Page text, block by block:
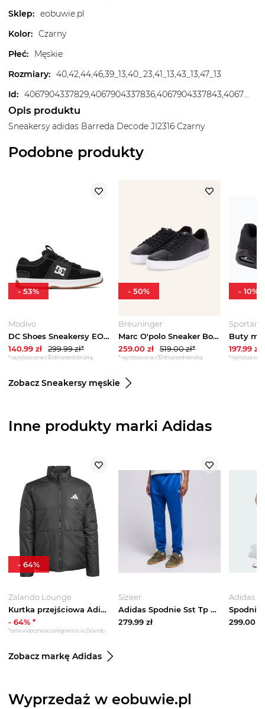
Sklep: eobuwie.pl
Kolor: Czarny
Płeć:
Męskie
Rozmiary: 40,42,44,46,39_13,40_23,41_13,43_13,47_13
Id: 4067904337829,4067904337836,4067904337843,4067904337850,4067904337867,4067904337898,4067904337904,4067904337911,4067904337935,4067904337942,4067904337959,4067904337973,4067904337980,4067904341604
Opis produktu
Sneakersy adidas Barreda Decode JI2316 Czarny
Podobne produkty
Modivo
DC Shoes Sneakersy EO-LYNX ZERO ADYS100615-XKKW Czarny
140.99 zł 299.99zł*
*najniższa cena z 30 dni przed obniżką
-53%
Breuninger
Marc O'polo Sneaker Bodil schwarz CZARNY
259.00 zł 519.00zł*
*najniższa cena z 30 dni przed obniżką
-50%
Sportano
197.99zł
*najniższa cena
- 10%
Zobacz Sneakersy męskie
Inne produkty marki Adidas
Zalando Lounge
Kurtka przejściowa Adidas czarny
- 64% *
*cena widoczna po zalogowaniu w Zalando Lounge
- 64%
Sizeer
Adidas Spodnie Sst Tp niebieski
279.99 zł
Adidas
299.00zł
Zobacz markę Adidas
Wyprzedaż w eobuwie.pl